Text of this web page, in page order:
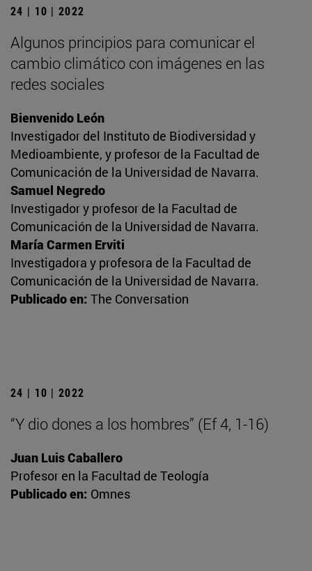
24 | 10 | 2022
Algunos principios para comunicar el
cambio climático con imágenes en las
redes sociales
Bienvenido León
Investigador del Instituto de Biodiversidad y
Medioambiente, y profesor de la Facultad de
Comunicación de la Universidad de Navarra.
Samuel Negredo
Investigador y profesor de la Facultad de
Comunicación de la Universidad de Navarra.
María Carmen Erviti
Investigadora y profesora de la Facultad de
Comunicación de la Universidad de Navarra.
Publicado en: The Conversation
24 | 10 | 2022
“Y dio dones a los hombres” (Ef 4, 1-16)
Juan Luis Caballero
Profesor en la Facultad de Teología
Publicado en: Omnes